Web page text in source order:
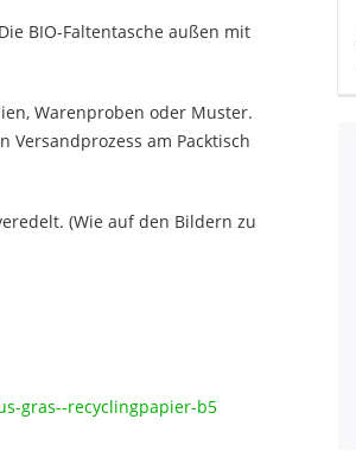
BIO-Faltentasche außen mit
Warenproben oder Muster.
Versandprozess am Packtisch
(Wie auf den Bildern zu
gras--recyclingpapier-b5